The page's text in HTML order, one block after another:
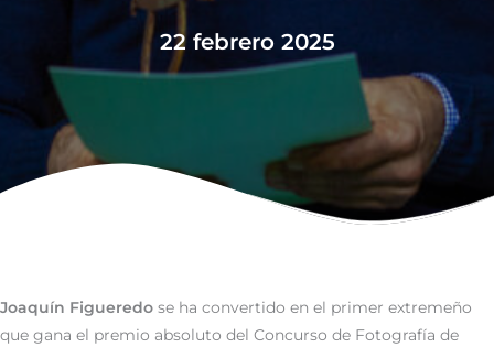
22 febrero 2025
Joaquín Figueredo se ha convertido en el primer extremeño
que gana el premio absoluto del Concurso de Fotografía de